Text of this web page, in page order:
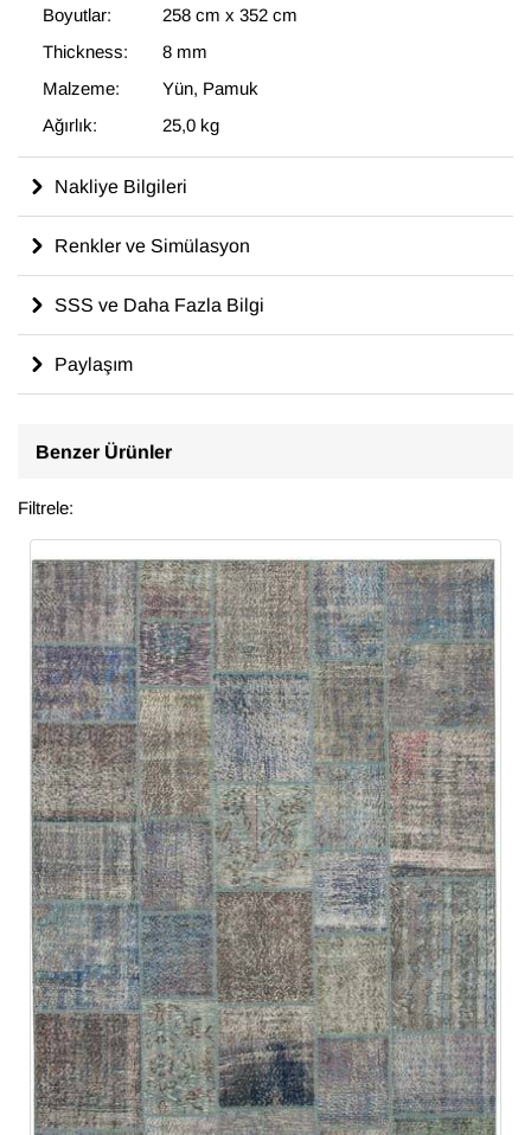
Boyutlar:
258 cm x 352 cm
Thickness:
8 mm
Malzeme:
Yün, Pamuk
Ağırlık:
25,0 kg
Nakliye Bilgileri
Renkler ve Simülasyon
SSS ve Daha Fazla Bilgi
Paylaşım
Benzer Ürünler
Filtrele: